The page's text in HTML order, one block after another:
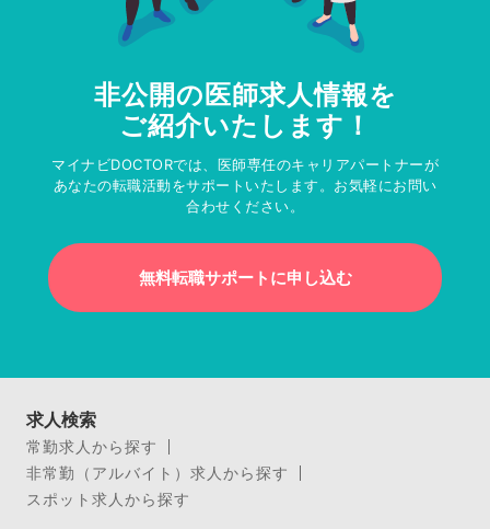
非公開の医師求人情報を
ご紹介いたします！
マイナビDOCTORでは、医師専任のキャリアパートナーが
あなたの転職活動をサポートいたします。お気軽にお問い
合わせください。
無料転職サポートに申し込む
求人検索
常勤求人から探す
非常勤（アルバイト）求人から探す
スポット求人から探す